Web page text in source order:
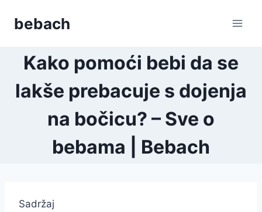
bebach
Kako pomoći bebi da se
lakše prebacuje s dojenja
na bočicu? – Sve o
bebama | Bebach
Sadržaj